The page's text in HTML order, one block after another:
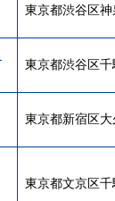
東京都渋谷区神
東京都渋谷区
東京都新宿区大
東京都文京区